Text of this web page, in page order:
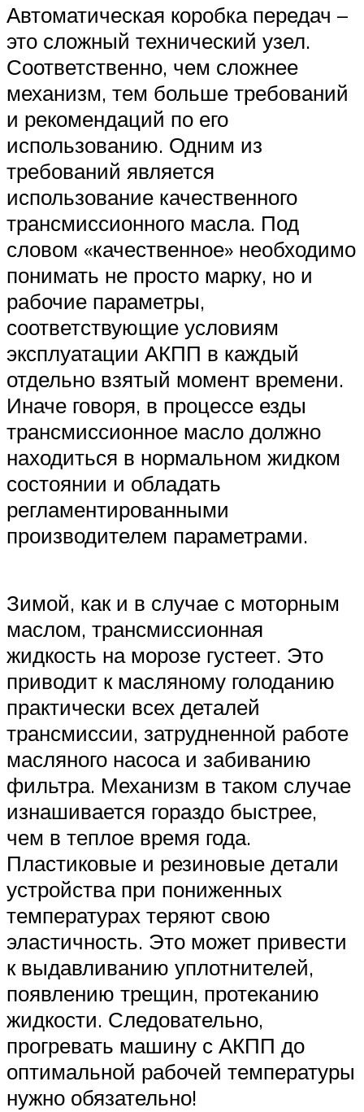
Автоматическая коробка передач –
это сложный технический узел.
Соответственно, чем сложнее
механизм, тем больше требований
и рекомендаций по его
использованию. Одним из
требований является
использование качественного
трансмиссионного масла. Под
словом «качественное» необходимо
понимать не просто марку, но и
рабочие параметры,
соответствующие условиям
эксплуатации АКПП в каждый
отдельно взятый момент времени.
Иначе говоря, в процессе езды
трансмиссионное масло должно
находиться в нормальном жидком
состоянии и обладать
регламентированными
производителем параметрами.
Зимой, как и в случае с моторным
маслом, трансмиссионная
жидкость на морозе густеет. Это
приводит к масляному голоданию
практически всех деталей
трансмиссии, затрудненной работе
масляного насоса и забиванию
фильтра. Механизм в таком случае
изнашивается гораздо быстрее,
чем в теплое время года.
Пластиковые и резиновые детали
устройства при пониженных
температурах теряют свою
эластичность. Это может привести
к выдавливанию уплотнителей,
появлению трещин, протеканию
жидкости. Следовательно,
прогревать машину с АКПП до
оптимальной рабочей температуры
нужно обязательно!